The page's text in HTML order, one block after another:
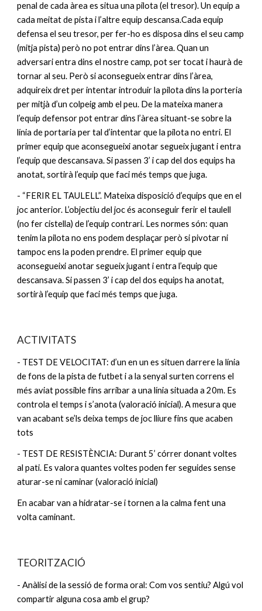
penal de cada àrea es situa una pilota (el tresor). Un equip a
cada meitat de pista i l’altre equip descansa.Cada equip
defensa el seu tresor, per fer-ho es disposa dins el seu camp
(mitja pista) però no pot entrar dins l’àrea. Quan un
adversari entra dins el nostre camp, pot ser tocat i haurà de
tornar al seu. Però si aconsegueix entrar dins l’àrea,
adquireix dret per intentar introduir la pilota dins la porteria
per mitjà d’un colpeig amb el peu. De la mateixa manera
l’equip defensor pot entrar dins l’àrea situant-se sobre la
línia de portaria per tal d’intentar que la pilota no entri. El
primer equip que aconsegueixi anotar segueix jugant i entra
l’equip que descansava. Si passen 3’ i cap del dos equips ha
anotat, sortirà l’equip que faci més temps que juga.
- “FERIR EL TAULELL”. Mateixa disposició d’equips que en el
joc anterior. L’objectiu del joc és aconseguir ferir el taulell
(no fer cistella) de l’equip contrari. Les normes són: quan
tenim la pilota no ens podem desplaçar però si pivotar ni
tampoc ens la poden prendre. El primer equip que
aconsegueixi anotar segueix jugant i entra l’equip que
descansava. Si passen 3’ i cap del dos equips ha anotat,
sortirà l’equip que faci més temps que juga.
ACTIVITATS
- TEST DE VELOCITAT: d’un en un es situen darrere la línia
de fons de la pista de futbet i a la senyal surten correns el
més aviat possible fins arribar a una línia situada a 20m. Es
controla el temps i s’anota (valoració inicial). A mesura que
van acabant se’ls deixa temps de joc lliure fins que acaben
tots
- TEST DE RESISTÈNCIA: Durant 5’ córrer donant voltes
al pati. Es valora quantes voltes poden fer seguides sense
aturar-se ni caminar (valoració inicial)
En acabar van a hidratar-se i tornen a la calma fent una
volta caminant.
TEORITZACIÓ
- Anàlisi de la sessió de forma oral: Com vos sentiu? Algú vol
compartir alguna cosa amb el grup?